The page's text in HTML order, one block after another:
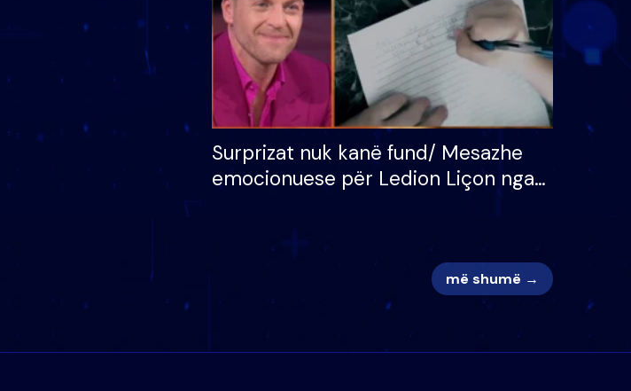
Surprizat nuk kanë fund/ Mesazhe
emocionuese për Ledion Liçon nga
më shumë →